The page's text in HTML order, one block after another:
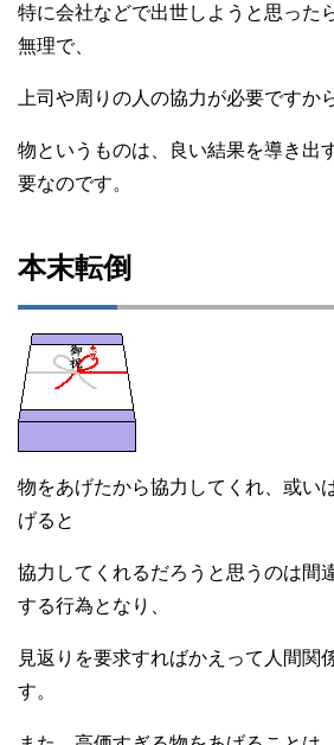
特に会社などで出世しようと思った
無理で、
上司や周りの人の協力が必要ですか
物というものは、良い結果を導き出
要なのです。
本末転倒
物をあげたから協力してくれ、或い
げると
協力してくれるだろうと思うのは間
する行為となり、
見返りを要求すればかえって人間関
す。